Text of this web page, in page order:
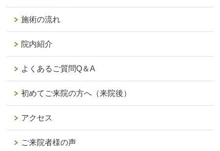
施術の流れ
院内紹介
よくあるご質問Q＆A
初めてご来院の方へ（来院後）
アクセス
ご来院者様の声